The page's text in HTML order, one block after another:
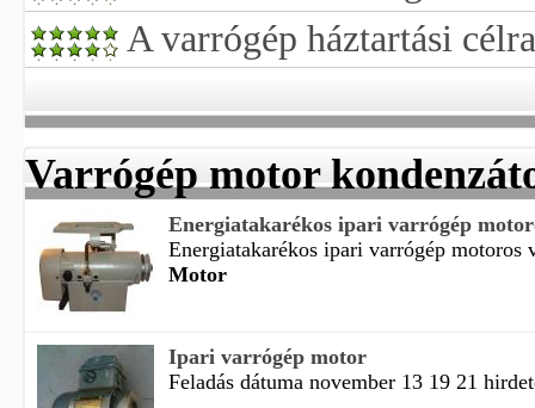
A varrógép háztartási
Varrógép motor
Energiatakarékos ipari varrógép
Energiatakarékos ipari varrógép motoros
Motor
Ipari varrógép motor
Feladás dátuma november 13 19 21